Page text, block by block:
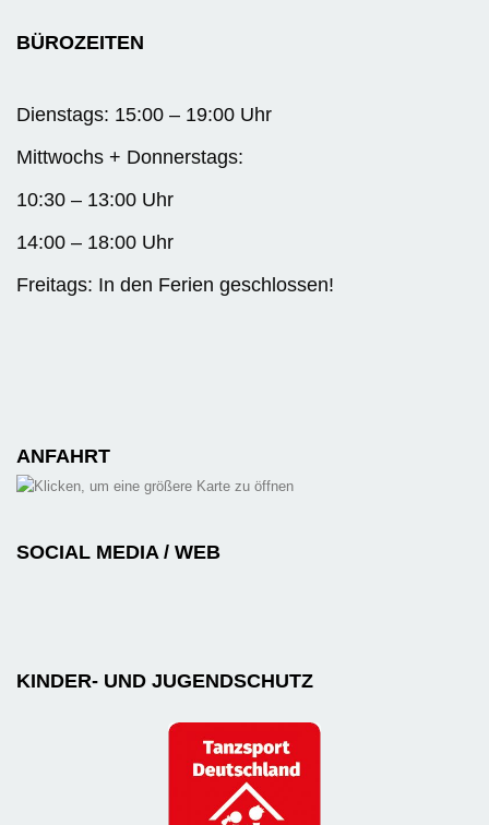
BÜROZEITEN
Dienstags: 15:00 – 19:00 Uhr
Mittwochs + Donnerstags:
10:30 – 13:00 Uhr
14:00 – 18:00 Uhr
Freitags: In den Ferien geschlossen!
ANFAHRT
SOCIAL MEDIA / WEB
KINDER- UND JUGENDSCHUTZ